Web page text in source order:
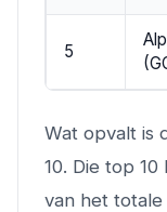
5
Wat opvalt is
10. Die top
van het totale